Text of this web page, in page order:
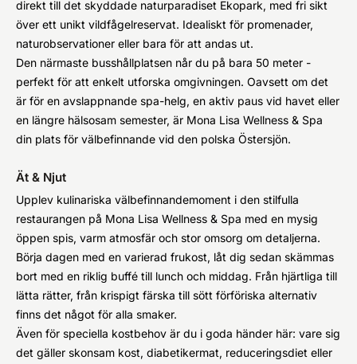
direkt till det skyddade naturparadiset Ekopark, med fri sikt
över ett unikt vildfågelreservat. Idealiskt för promenader,
naturobservationer eller bara för att andas ut.
Den närmaste busshållplatsen når du på bara 50 meter -
perfekt för att enkelt utforska omgivningen. Oavsett om det
är för en avslappnande spa-helg, en aktiv paus vid havet eller
en längre hälsosam semester, är Mona Lisa Wellness & Spa
din plats för välbefinnande vid den polska Östersjön.
Ät & Njut
Upplev kulinariska välbefinnandemoment i den stilfulla
restaurangen på Mona Lisa Wellness & Spa med en mysig
öppen spis, varm atmosfär och stor omsorg om detaljerna.
Börja dagen med en varierad frukost, låt dig sedan skämmas
bort med en riklig buffé till lunch och middag. Från hjärtliga till
lätta rätter, från krispigt färska till sött förföriska alternativ
finns det något för alla smaker.
Även för speciella kostbehov är du i goda händer här: vare sig
det gäller skonsam kost, diabetikermat, reduceringsdiet eller